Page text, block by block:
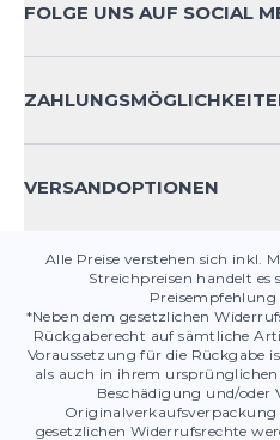
KONTAKT
PRODUKTSICHERHEIT
FOLGE UNS AUF SOCIAL
VERSANDOPTIONEN
Alle Preise verstehen sich inkl.
Streichpreisen handelt
Preisempfehlung
*Neben dem gesetzlichen
Rückgaberecht auf sämtliche
Voraussetzung für die Rückgabe
als auch in ihrem
Beschädigung und/oder
gesetzlichen Widerrufsrechte